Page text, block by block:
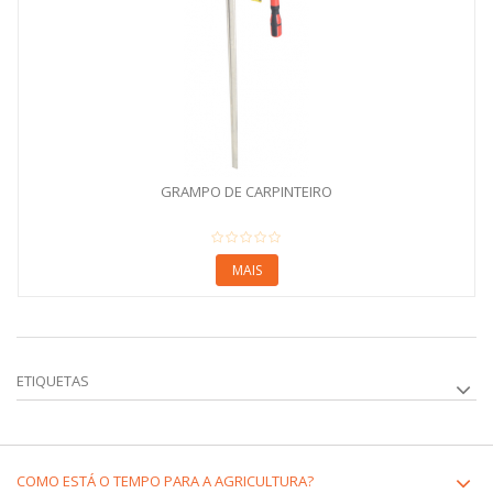
GRAMPO DE CARPINTEIRO
MAIS
ETIQUETAS
COMO ESTÁ O TEMPO PARA A AGRICULTURA?